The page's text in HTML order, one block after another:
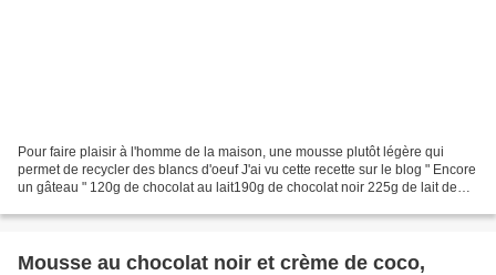
Pour faire plaisir à l'homme de la maison, une mousse plutôt légère qui
permet de recycler des blancs d'oeuf J'ai vu cette recette sur le blog " Encore
un gâteau " 120g de chocolat au lait190g de chocolat noir 225g de lait de
Mousse au chocolat noir et crème de coco,